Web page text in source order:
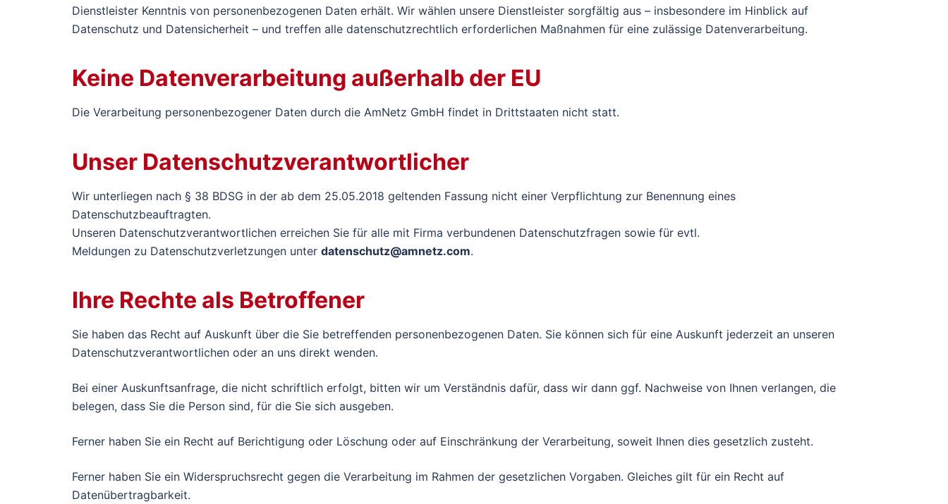
Dienstleister Kenntnis von personenbezogenen Daten erhält. Wir wählen unsere Dienstleister sorgfältig aus – insbesondere im Hinblick auf
Datenschutz und Datensicherheit – und treffen alle datenschutzrechtlich erforderlichen Maßnahmen für eine zulässige Datenverarbeitung.
Keine Datenverarbeitung außerhalb der EU
Die Verarbeitung personenbezogener Daten durch die AmNetz GmbH findet in Drittstaaten nicht statt.
Unser Datenschutzverantwortlicher
Wir unterliegen nach § 38 BDSG in der ab dem 25.05.2018 geltenden Fassung nicht einer Verpflichtung zur Benennung eines
Datenschutzbeauftragten.
Unseren Datenschutzverantwortlichen erreichen Sie für alle mit Firma verbundenen Datenschutzfragen sowie für evtl.
Meldungen zu Datenschutzverletzungen unter datenschutz@amnetz.com.
Ihre Rechte als Betroffener
Sie haben das Recht auf Auskunft über die Sie betreffenden personenbezogenen Daten. Sie können sich für eine Auskunft jederzeit an unseren
Datenschutzverantwortlichen oder an uns direkt wenden.
Bei einer Auskunftsanfrage, die nicht schriftlich erfolgt, bitten wir um Verständnis dafür, dass wir dann ggf. Nachweise von Ihnen verlangen, die
belegen, dass Sie die Person sind, für die Sie sich ausgeben.
Ferner haben Sie ein Recht auf Berichtigung oder Löschung oder auf Einschränkung der Verarbeitung, soweit Ihnen dies gesetzlich zusteht.
Ferner haben Sie ein Widerspruchsrecht gegen die Verarbeitung im Rahmen der gesetzlichen Vorgaben. Gleiches gilt für ein Recht auf
Datenübertragbarkeit.